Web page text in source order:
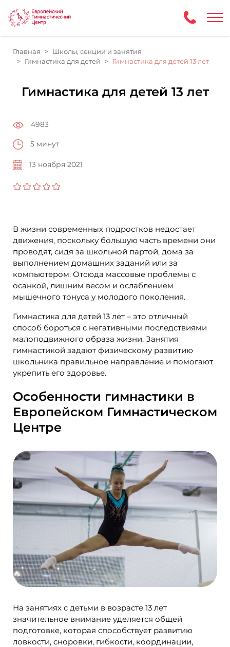
Главная
Школы, секции и занятия
Гимнастика для детей
Гимнастика для детей 13 лет
Гимнастика для детей 13 лет
4983
5 минут
13 ноября 2021
В жизни современных подростков недостает
движения, поскольку большую часть времени они
проводят, сидя за школьной партой, дома за
выполнением домашних заданий или за
компьютером. Отсюда массовые проблемы с
осанкой, лишним весом и ослаблением
мышечного тонуса у молодого поколения.
Гимнастика для детей 13 лет – это отличный
способ бороться с негативными последствиями
малоподвижного образа жизни. Занятия
гимнастикой задают физическому развитию
школьника правильное направление и помогают
укрепить его здоровье.
Особенности гимнастики в
Европейском Гимнастическом
Центре
На занятиях с детьми в возрасте 13 лет
значительное внимание уделяется общей
подготовке, которая способствует развитию
ловкости, сноровки, гибкости, координации,